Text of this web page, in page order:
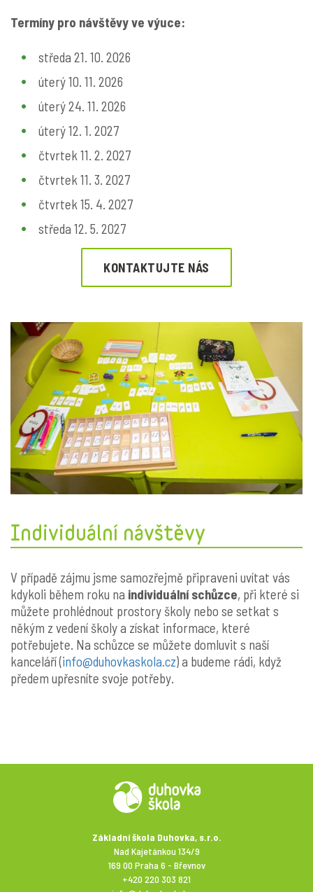
Termíny pro návštěvy ve výuce:
středa 21. 10. 2026
úterý 10. 11. 2026
úterý 24. 11. 2026
úterý 12. 1. 2027
čtvrtek 11. 2. 2027
čtvrtek 11. 3. 2027
čtvrtek 15. 4. 2027
středa 12. 5. 2027
KONTAKTUJTE NÁS
Individuální návštěvy
V případě zájmu jsme samozřejmě připraveni uvítat vás
kdykoli během roku na individuální schůzce, při které si
můžete prohlédnout prostory školy nebo se setkat s
někým z vedení školy a získat informace, které
potřebujete. Na schůzce se můžete domluvit s naší
kanceláří (info@duhovkaskola.cz) a budeme rádi, když
předem upřesníte svoje potřeby.
Základní škola Duhovka, s.r.o.
Nad Kajetánkou 134/9
169 00 Praha 6 - Břevnov
+420 220 303 821